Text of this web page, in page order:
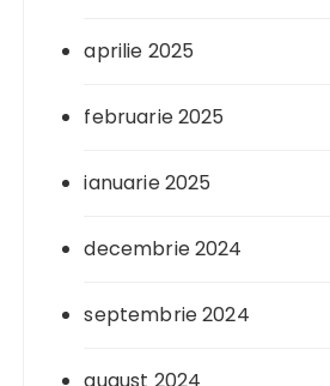
aprilie 2025
februarie 2025
ianuarie 2025
decembrie 2024
septembrie 2024
august 2024